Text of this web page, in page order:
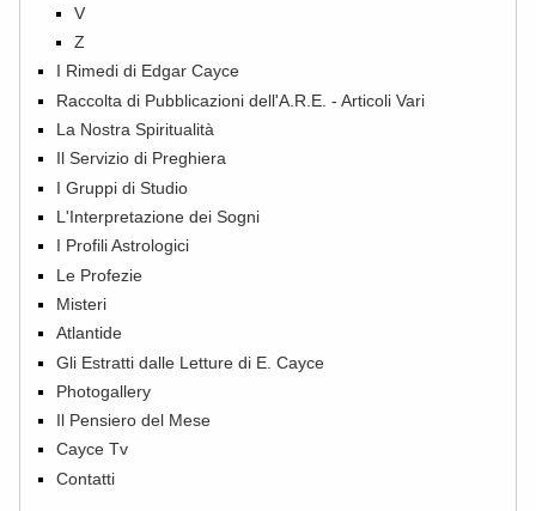
V
Z
I Rimedi di Edgar Cayce
Raccolta di Pubblicazioni dell'A.R.E. - Articoli Vari
La Nostra Spiritualità
Il Servizio di Preghiera
I Gruppi di Studio
L'Interpretazione dei Sogni
I Profili Astrologici
Le Profezie
Misteri
Atlantide
Gli Estratti dalle Letture di E. Cayce
Photogallery
Il Pensiero del Mese
Cayce Tv
Contatti